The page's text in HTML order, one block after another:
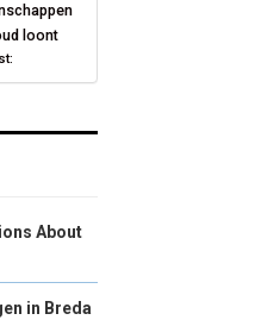
loont
About
in Breda